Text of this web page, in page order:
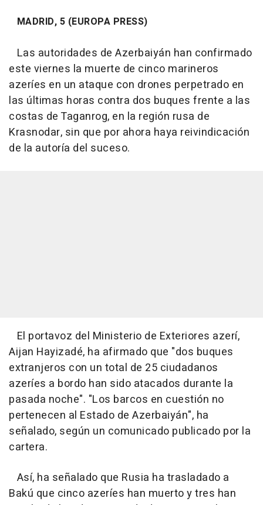
MADRID, 5 (EUROPA PRESS)
Las autoridades de Azerbaiyán han confirmado
este viernes la muerte de cinco marineros
azeríes en un ataque con drones perpetrado en
las últimas horas contra dos buques frente a las
costas de Taganrog, en la región rusa de
Krasnodar, sin que por ahora haya reivindicación
de la autoría del suceso.
El portavoz del Ministerio de Exteriores azerí,
Aijan Hayizadé, ha afirmado que "dos buques
extranjeros con un total de 25 ciudadanos
azeríes a bordo han sido atacados durante la
pasada noche". "Los barcos en cuestión no
pertenecen al Estado de Azerbaiyán", ha
señalado, según un comunicado publicado por la
cartera.
Así, ha señalado que Rusia ha trasladado a
Bakú que cinco azeríes han muerto y tres han